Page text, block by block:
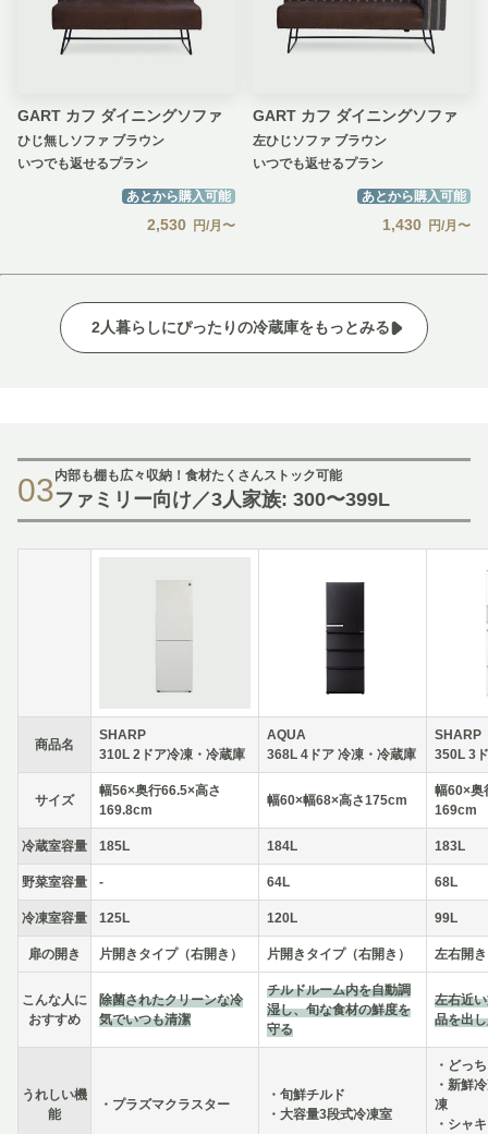
GART カフ ダイニングソファ
ひじ無しソファ ブラウン
いつでも返せるプラン
あとから購入可能
2,530 円/月〜
GART カフ ダイニングソファ
左ひじソファ ブラウン
いつでも返せるプラン
あとから購入可能
1,430 円/月〜
2人暮らしにぴったりの冷蔵庫をもっとみる
03内部も棚も広々収納！食材たくさんストック可能
ファミリー向け／3人家族: 300〜399L
商品名
SHARP
310L 2ドア冷凍・冷蔵庫
AQUA
368L 4ドア 冷凍・冷蔵庫
SHARP
350L 3
サイズ
幅56×奥行66.5×高さ
169.8cm
幅60×幅68×高さ175cm
幅60×奥
169cm
冷蔵室容量 185L 184L 183L
野菜室容量 - 64L 68L
冷凍室容量 125L 120L 99L
扉の開き 片開きタイプ（右開き） 片開きタイプ（右開き） 左右開き
こんな人に
おすすめ
除菌されたクリーンな冷
気でいつも清潔
チルドルーム内を自動調
湿し、旬な食材の鮮度を
守る
左右近
品を出
うれしい機
能
・プラズマクラスター
・旬鮮チルド
・大容量3段式冷凍室
・どっ
・新鮮
凍
・シャ